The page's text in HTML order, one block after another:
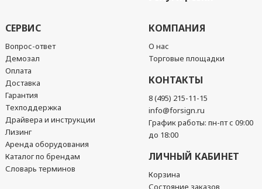
СЕРВИС
Вопрос-ответ
Демозал
Оплата
Доставка
Гарантия
Техподдержка
Драйвера и инструкции
Лизинг
Аренда оборудования
Каталог по брендам
Словарь терминов
КОМПАНИЯ
О нас
Торговые площадки
КОНТАКТЫ
8 (495) 215-11-15
info@forsign.ru
График работы: пн-пт с 09:00
до 18:00
ЛИЧНЫЙ КАБИНЕТ
Корзина
Состояние заказов